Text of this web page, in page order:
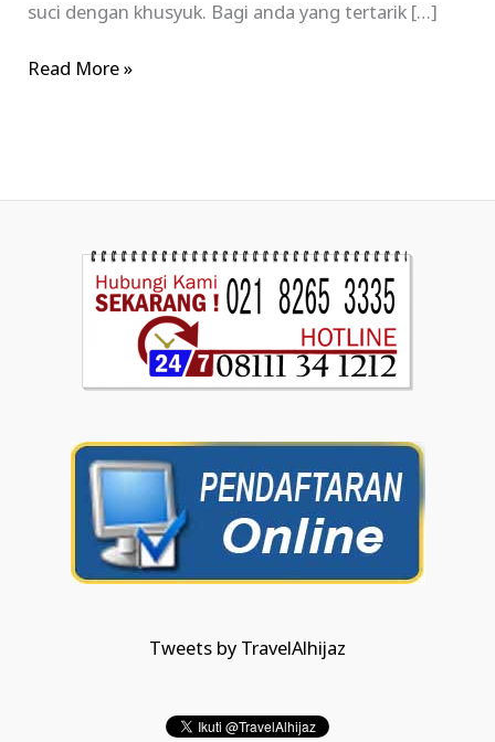
suci dengan khusyuk. Bagi anda yang tertarik […]
Read More »
Tweets by TravelAlhijaz